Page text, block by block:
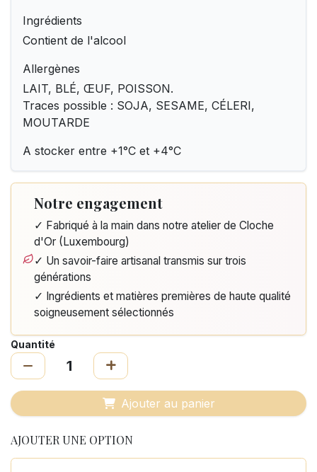
Ingrédients
Contient de l'alcool
Allergènes
LAIT, BLÉ, ŒUF, POISSON.
Traces possible : SOJA, SESAME, CÉLERI,
MOUTARDE
A stocker entre +1°C et +4°C
Notre engagement
✓ Fabriqué à la main dans notre atelier de Cloche
d'Or (Luxembourg)
✓ Un savoir-faire artisanal transmis sur trois
générations
✓ Ingrédients et matières premières de haute qualité
soigneusement sélectionnés
Quantité
Ajouter au panier
AJOUTER UNE OPTION